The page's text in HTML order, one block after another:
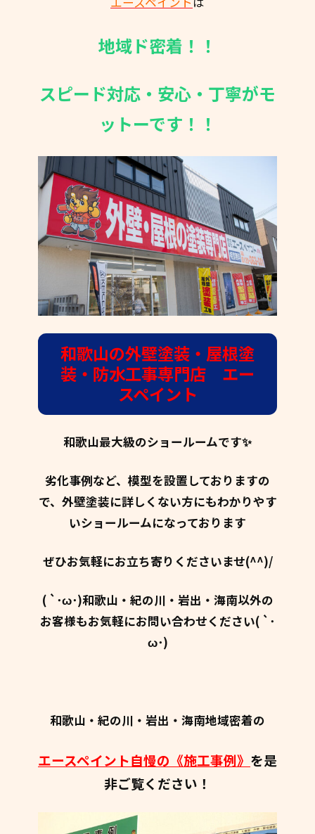
地域ド密着！！
スピード対応・安心・丁寧がモ
ットーです！！
和歌山の外壁塗装・屋根塗
装・防水工事専門店 エー
スペイント
和歌山最大級のショールームです✨
劣化事例など、模型を設置しておりますの
で、外壁塗装に詳しくない方にもわかりやす
いショールームになっております
ぜひお気軽にお立ち寄りくださいませ(^^)/
( `･ω･)和歌山・紀の川・岩出・海南以外の
お客様もお気軽にお問い合わせください( `･
ω･)
和歌山・紀の川・岩出・海南地域密着の
エースペイント自慢の《施工事例》 を是
非ご覧ください！